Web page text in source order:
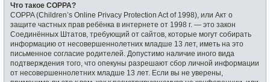
Что такое COPPA?
COPPA (Children’s Online Privacy Protection Act of 1998), или Акт о
защите частных прав ребёнка в интернете от 1998 г. — это закон
Соединённых Штатов, требующий от сайтов, которые могут собирать
информацию от несовершеннолетних младше 13 лет, иметь на это
письменное согласие родителей. Допустимо наличие иного вида
подтверждения того, что опекуны разрешают сбор личной информации
от несовершеннолетних младше 13 лет. Если вы не уверены,